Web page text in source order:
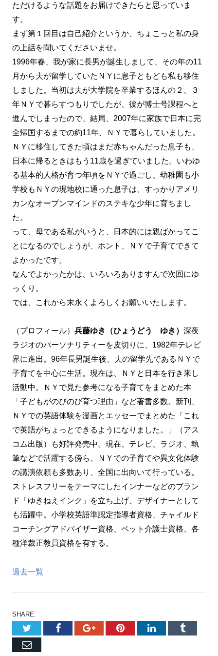
ただけるような話題をお届けできたらと思っていま
す。
まず第１回目は自己紹介というか、ちょこっと私の身
の上話を聞いてくださいませ。
1996年春、我が家に長男が誕生しまして、その年の11
月から夫が留学していたＮＹに息子ともども私も移住
しました。当初は夫が大学院を卒業するほんの２、３
年ＮＹで暮らすつもりでしたが、彼が博士号課程へと
進んでしまったので、結局、2007年に家族で日本に完
全帰国するまでの約11年、ＮＹで暮らしていました。
ＮＹに移住してきた頃はまだ赤ちゃんだった息子も、
日本に帰るときはもう11歳を過ぎていました。いわゆ
る基本的人格が育つ年頃をＮＹで過ごし、幼稚園も小
学校もＮＹの現地校に通った息子は、すっかりアメリ
カンなオープンマインドのステキな少年に育ちまし
た。
って、母である私がいうと、日本的には親ばかってこ
とになるのでしょうが、ホント、ＮＹで子育てできて
よかったです。
なんでよかったかは、いろいろありますんで次回にゆ
っくり。
では、これから末永くよろしくお願いいたします。
（プロフィール） 兵藤ゆき（ひょうどう ゆき） 深夜
ラジオのパーソナリティーを皮切りに、1982年テレビ
界に進出。96年長男誕生後、夫の留学先であるＮＹで
子育てを中心に生活。現在は、ＮＹと日本を行き来し
活動中。ＮＹで見た参考になる子育てをまとめた本
「子どもがのびのび育つ理由」など著書多数。新刊、
ＮＹでの英語体験を漫画とエッセーでまとめた「これ
で英語がちょっとできるようになりました。」（アス
コム出版）も好評発売中。現在、テレビ、ラジオ、執
筆などで活躍する傍ら、ＮＹでの子育てや異文化体験
の講演依頼も多数あり、全国に出向いて行っている。
ストレスフリーをテーマにしたインナーなどのブラン
ド「ゆきねえインク」を立ち上げ、デザイナーとして
も活躍中。小学校英語準認定指導者資格、チャイルド
コーチングアドバイザー資格、ペット介護士資格、各
種洋裁正教員資格を有する。
過去一覧
SHARE.
TwitterFacebookGoogle+PinterestLinkedInTumblr
Email